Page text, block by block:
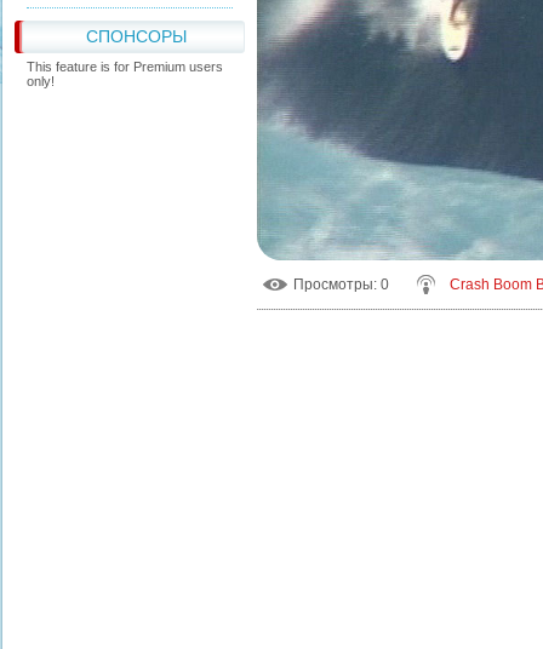
СПОНСОРЫ
This feature is for Premium users
only!
Просмотры: 0 Crash Boom